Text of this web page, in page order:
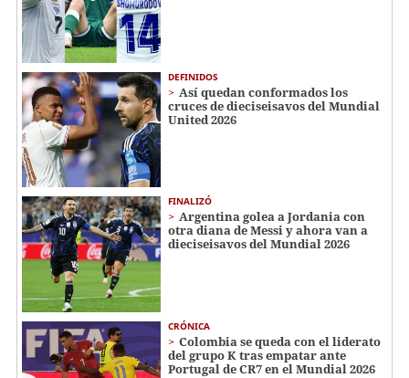
DEFINIDOS
Así quedan conformados los
cruces de dieciseisavos del Mundial
United 2026
FINALIZÓ
Argentina golea a Jordania con
otra diana de Messi y ahora van a
dieciseisavos del Mundial 2026
CRÓNICA
Colombia se queda con el liderato
del grupo K tras empatar ante
Portugal de CR7 en el Mundial 2026